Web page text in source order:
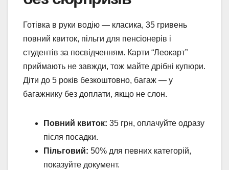
Готівка в руки водію — класика, 35 гривень
повний квиток, пільги для пенсіонерів і
студентів за посвідченням. Карти “Леокарт”
приймають не завжди, тож майте дрібні купюри.
Діти до 5 років безкоштовно, багаж — у
багажнику без доплати, якщо не слон.
Повний квиток: 35 грн, оплачуйте одразу
після посадки.
Пільговий: 50% для певних категорій,
показуйте документ.